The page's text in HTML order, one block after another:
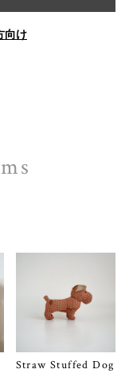
向け
Straw Stuffed Dog